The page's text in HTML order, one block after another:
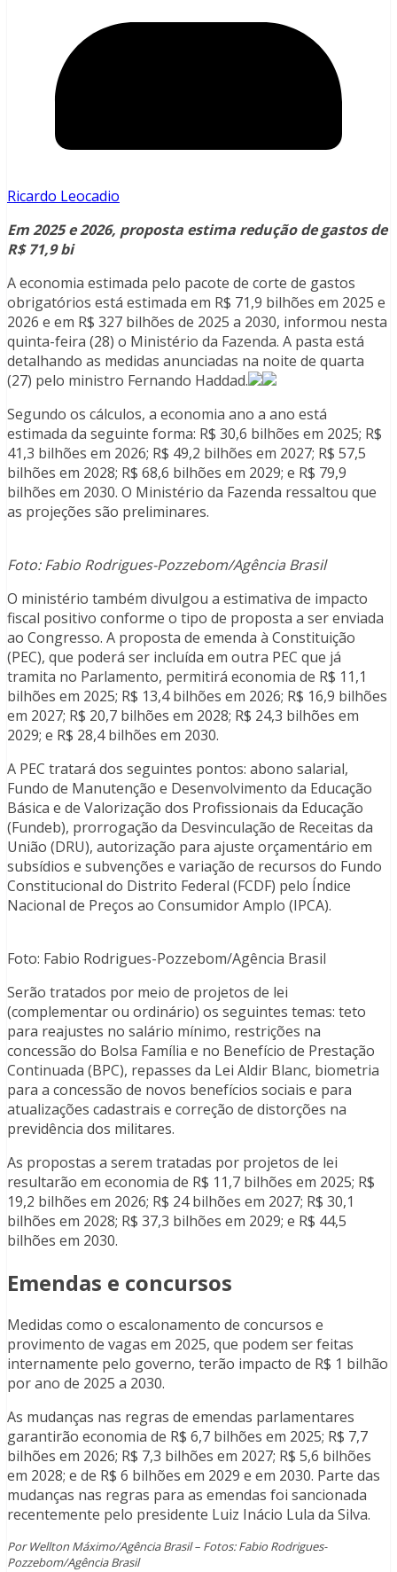
Ricardo Leocadio
Em 2025 e 2026, proposta estima redução de gastos de
R$ 71,9 bi
A economia estimada pelo pacote de corte de gastos
obrigatórios está estimada em R$ 71,9 bilhões em 2025 e
2026 e em R$ 327 bilhões de 2025 a 2030, informou nesta
quinta-feira (28) o Ministério da Fazenda. A pasta está
detalhando as medidas anunciadas na noite de quarta
(27) pelo ministro Fernando Haddad.
Segundo os cálculos, a economia ano a ano está
estimada da seguinte forma: R$ 30,6 bilhões em 2025; R$
41,3 bilhões em 2026; R$ 49,2 bilhões em 2027; R$ 57,5
bilhões em 2028; R$ 68,6 bilhões em 2029; e R$ 79,9
bilhões em 2030. O Ministério da Fazenda ressaltou que
as projeções são preliminares.
Foto: Fabio Rodrigues-Pozzebom/Agência Brasil
O ministério também divulgou a estimativa de impacto
fiscal positivo conforme o tipo de proposta a ser enviada
ao Congresso. A proposta de emenda à Constituição
(PEC), que poderá ser incluída em outra PEC que já
tramita no Parlamento, permitirá economia de R$ 11,1
bilhões em 2025; R$ 13,4 bilhões em 2026; R$ 16,9 bilhões
em 2027; R$ 20,7 bilhões em 2028; R$ 24,3 bilhões em
2029; e R$ 28,4 bilhões em 2030.
A PEC tratará dos seguintes pontos: abono salarial,
Fundo de Manutenção e Desenvolvimento da Educação
Básica e de Valorização dos Profissionais da Educação
(Fundeb), prorrogação da Desvinculação de Receitas da
União (DRU), autorização para ajuste orçamentário em
subsídios e subvenções e variação de recursos do Fundo
Constitucional do Distrito Federal (FCDF) pelo Índice
Nacional de Preços ao Consumidor Amplo (IPCA).
Foto: Fabio Rodrigues-Pozzebom/Agência Brasil
Serão tratados por meio de projetos de lei
(complementar ou ordinário) os seguintes temas: teto
para reajustes no salário mínimo, restrições na
concessão do Bolsa Família e no Benefício de Prestação
Continuada (BPC), repasses da Lei Aldir Blanc, biometria
para a concessão de novos benefícios sociais e para
atualizações cadastrais e correção de distorções na
previdência dos militares.
As propostas a serem tratadas por projetos de lei
resultarão em economia de R$ 11,7 bilhões em 2025; R$
19,2 bilhões em 2026; R$ 24 bilhões em 2027; R$ 30,1
bilhões em 2028; R$ 37,3 bilhões em 2029; e R$ 44,5
bilhões em 2030.
Emendas e concursos
Medidas como o escalonamento de concursos e
provimento de vagas em 2025, que podem ser feitas
internamente pelo governo, terão impacto de R$ 1 bilhão
por ano de 2025 a 2030.
As mudanças nas regras de emendas parlamentares
garantirão economia de R$ 6,7 bilhões em 2025; R$ 7,7
bilhões em 2026; R$ 7,3 bilhões em 2027; R$ 5,6 bilhões
em 2028; e de R$ 6 bilhões em 2029 e em 2030. Parte das
mudanças nas regras para as emendas foi sancionada
recentemente pelo presidente Luiz Inácio Lula da Silva.
Por Wellton Máximo/Agência Brasil – Fotos: Fabio Rodrigues-
Pozzebom/Agência Brasil